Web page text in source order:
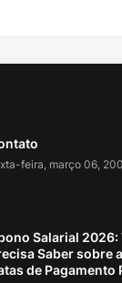
feira, março 06,
Salarial 2026:
Saber sobre
de Pagamento